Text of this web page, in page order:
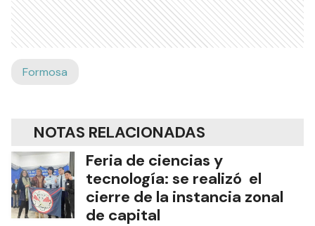
Formosa
NOTAS RELACIONADAS
Feria de ciencias y
tecnología: se realizó el
cierre de la instancia zonal
de capital